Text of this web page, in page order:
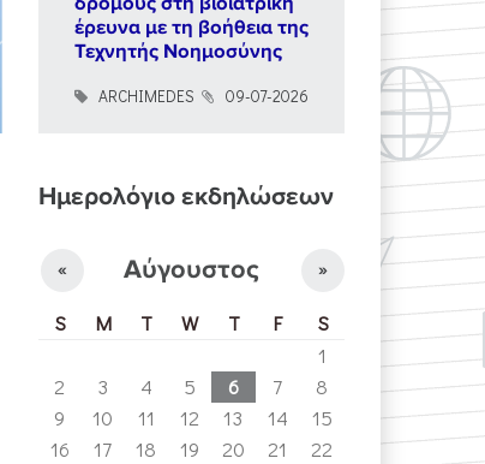
έρευνα με τη βοήθεια της
Τεχνητής Νοημοσύνης
ARCHIMEDES 09-07-2026
Ημερολόγιο εκδηλώσεων
Αύγουστος
« »
S M T W T F
S
1
2
3 4 5 6 7
8
9
10 11 12 13 14
15
16
17 18 19 20 21
22